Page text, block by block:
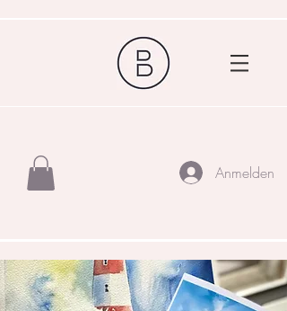
Anmelden